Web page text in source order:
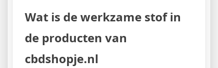
Wat is de werkzame stof in
de producten van
cbdshopje.nl